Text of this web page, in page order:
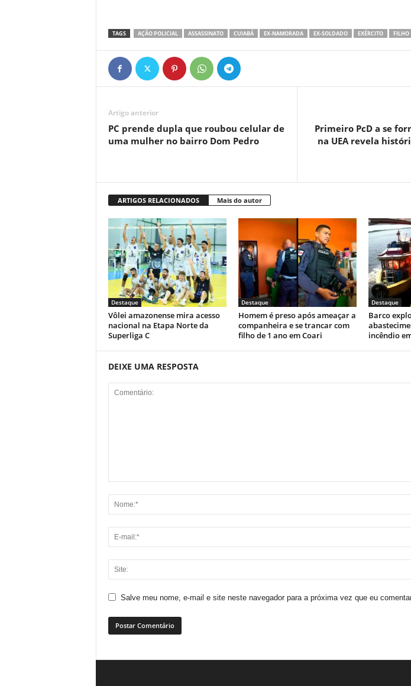
TAGS AÇÃO POLICIAL ASSASSINATO CUIABÁ EX-NAMORADA EX-SOLDADO EXÉRCITO FILHO
Artigo anterior
PC prende dupla que roubou celular de
uma mulher no bairro Dom Pedro
Primeiro PcD a se
na UEA revela
ARTIGOS RELACIONADOS Mais do autor
Destaque
Vôlei amazonense mira acesso
nacional na Etapa Norte da
Superliga C
Destaque
Homem é preso após ameaçar a
companheira e se trancar com
filho de 1 ano em Coari
Destaque
Barco
incêndio
DEIXE UMA RESPOSTA
Salve meu nome, e-mail e site neste navegador para a próxima vez que eu